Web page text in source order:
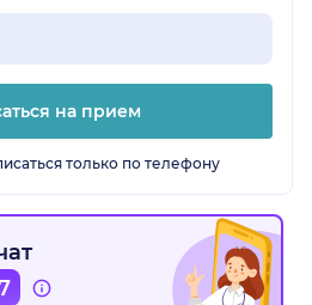
на прием
только по телефону